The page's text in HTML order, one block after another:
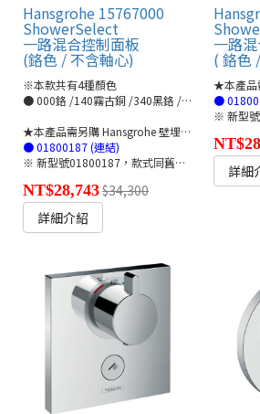
Hansgrohe 15767000
ShowerSelect
一路混合控制面板
(鉻色 / 不含軸心)
※本款共有4種顏色
● 000鉻 /140霧古銅 /340黑鉻 /670霧黑
★本產品需另購 Hansgrohe 壁埋軸心管線盒ibox🔗
● 01800187 (連結)
※ 新型號01800187，款式同舊型號01800180
NT$28,743$34,300
詳細介紹
一路
( 鉻色
●
※ 新型號
詳細